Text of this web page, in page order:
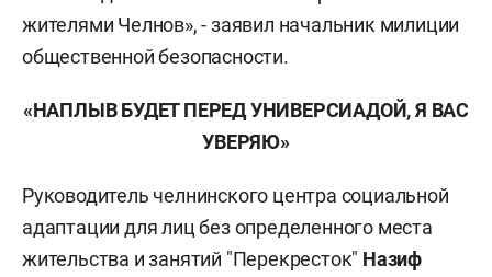
жителями Челнов», - заявил начальник милиции
общественной безопасности.
«НАПЛЫВ БУДЕТ ПЕРЕД УНИВЕРСИАДОЙ, Я ВАС
УВЕРЯЮ»
Руководитель челнинского центра социальной
адаптации для лиц без определенного места
жительства и занятий "Перекресток" Назиф